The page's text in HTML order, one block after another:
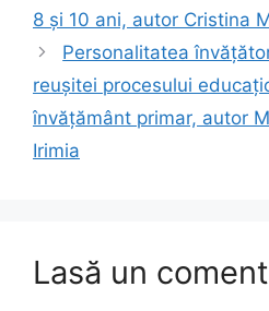
8 şi 10 ani, autor Cristina
Personalitatea
reuşitei procesului
învăţământ primar, autor
Irimia
Lasă un